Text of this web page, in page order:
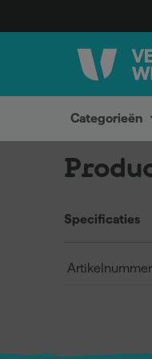
Categorieën
Specificaties
Artikelnummer